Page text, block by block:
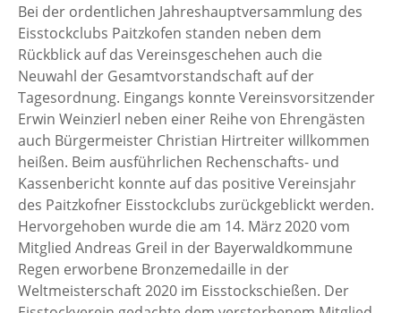
Bei der ordentlichen Jahreshauptversammlung des
Eisstockclubs Paitzkofen standen neben dem
Rückblick auf das Vereinsgeschehen auch die
Neuwahl der Gesamtvorstandschaft auf der
Tagesordnung. Eingangs konnte Vereinsvorsitzender
Erwin Weinzierl neben einer Reihe von Ehrengästen
auch Bürgermeister Christian Hirtreiter willkommen
heißen. Beim ausführlichen Rechenschafts- und
Kassenbericht konnte auf das positive Vereinsjahr
des Paitzkofner Eisstockclubs zurückgeblickt werden.
Hervorgehoben wurde die am 14. März 2020 vom
Mitglied Andreas Greil in der Bayerwaldkommune
Regen erworbene Bronzemedaille in der
Weltmeisterschaft 2020 im Eisstockschießen. Der